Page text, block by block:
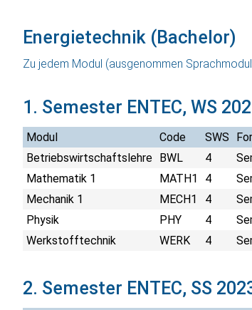
Energietechnik (Bachelor)
Zu jedem Modul (ausgenommen
1. Semester ENTEC, WS
Modul Code SWS
Betriebswirtschaftslehre BWL 4
Mathematik 1
MATH1 4
Mechanik 1
MECH1 4
Physik
PHY 4
Werkstofftechnik
WERK 4
2. Semester ENTEC, SS